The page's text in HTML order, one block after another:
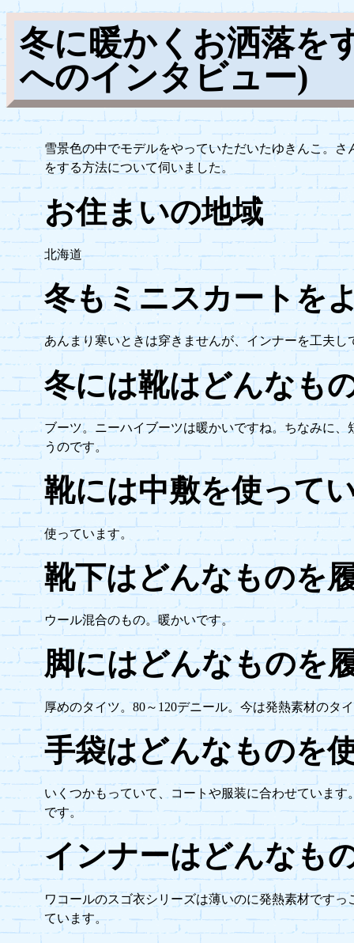
冬に暖かくお洒落を
へのインタビュー)
雪景色の中でモデルをやっていただいたゆきんこ。さ
をする方法について伺いました。
お住まいの地域
北海道
冬もミニスカートを
あんまり寒いときは穿きませんが、インナーを工夫し
冬には靴はどんなも
ブーツ。ニーハイブーツは暖かいですね。ちなみに、
うのです。
靴には中敷を使って
使っています。
靴下はどんなものを
ウール混合のもの。暖かいです。
脚にはどんなものを
厚めのタイツ。80～120デニール。今は発熱素材のタ
手袋はどんなものを
いくつかもっていて、コートや服装に合わせています
です。
インナーはどんなも
ワコールのスゴ衣シリーズは薄いのに発熱素材ですっ
ています。